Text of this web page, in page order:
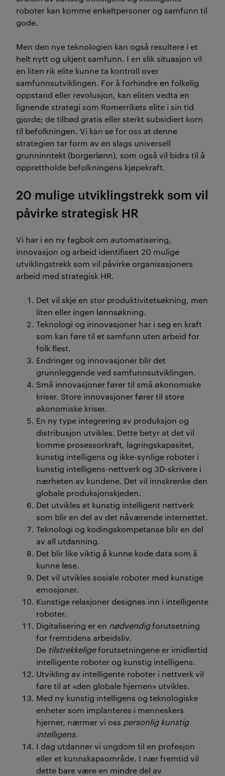
roboter kan komme enkeltpersoner og samfunn til
gode.
Men den nye teknologien kan også resultere i et
helt nytt og ukjent samfunn. I en slik situasjon vil
en liten rik elite kunne ta kontroll over
samfunnsutviklingen. For å forhindre en folkelig
oppstand eller revolusjon, kan eliten vedta en
lignende strategi som Romerrikets elite i sin tid
gjorde; de tilbød gratis eller sterkt subsidiert korn
til befolkningen. Vi kan se for oss at denne
strategien tar form av en slags universell
grunninntekt (borgerlønn), som også vil bidra til å
opprettholde befolkningens kjøpekraft.
20 mulige utviklingstrekk som vil
påvirke strategisk HR
Vi har i en ny fagbok om automatisering,
innovasjon og arbeid identifisert 20 mulige
utviklingstrekk som vil påvirke organisasjoners
arbeid med strategisk HR.
Det vil skje en stor produktivitetsøkning, men
liten eller ingen lønnsøkning.
Teknologi og innovasjoner har i seg en kraft
som kan føre til et samfunn uten arbeid for
folk flest.
Endringer og innovasjoner blir det
grunnleggende ved samfunnsutviklingen.
Små innovasjoner fører til små økonomiske
kriser. Store innovasjoner fører til store
økonomiske kriser.
En ny type integrering av produksjon og
distribusjon utvikles. Dette betyr at det vil
komme prosessorkraft, lagringskapasitet,
kunstig intelligens og ikke-synlige roboter i
kunstig intelligens-nettverk og 3D-skrivere i
nærheten av kundene. Det vil innskrenke den
globale produksjonskjeden.
Det utvikles et kunstig intelligent nettverk
som blir en del av det nåværende internettet.
Teknologi og kodingskompetanse blir en del
av all utdanning.
Det blir like viktig å kunne kode data som å
kunne lese.
Det vil utvikles sosiale roboter med kunstige
emosjoner.
Kunstige relasjoner designes inn i intelligente
roboter.
Digitalisering er en nødvendigforutsetning
for fremtidens arbeidsliv.
De tilstrekkeligeforutsetningene er imidlertid
intelligente roboter og kunstig intelligens.
Utvikling av intelligente roboter i nettverk vil
føre til at «den globale hjernen» utvikles.
Med ny kunstig intelligens og teknologiske
enheter som implanteres i menneskers
hjerner, nærmer vi oss personlig kunstig
intelligens.
I dag utdanner vi ungdom til en profesjon
eller et kunnskapsområde. I nær fremtid vil
dette bare være en mindre del av